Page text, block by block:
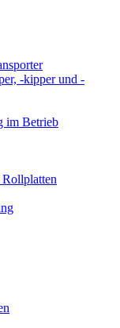
-kipper und -
im Betrieb